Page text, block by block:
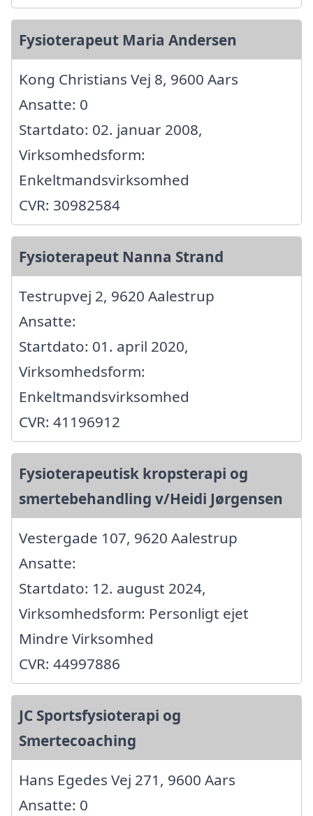
Fysioterapeut Maria Andersen
Kong Christians Vej 8, 9600 Aars
Ansatte: 0
Startdato: 02. januar 2008,
Virksomhedsform:
Enkeltmandsvirksomhed
CVR: 30982584
Fysioterapeut Nanna Strand
Testrupvej 2, 9620 Aalestrup
Ansatte:
Startdato: 01. april 2020,
Virksomhedsform:
Enkeltmandsvirksomhed
CVR: 41196912
Fysioterapeutisk kropsterapi og
smertebehandling v/Heidi Jørgensen
Vestergade 107, 9620 Aalestrup
Ansatte:
Startdato: 12. august 2024,
Virksomhedsform: Personligt ejet
Mindre Virksomhed
CVR: 44997886
JC Sportsfysioterapi og
Smertecoaching
Hans Egedes Vej 271, 9600 Aars
Ansatte: 0